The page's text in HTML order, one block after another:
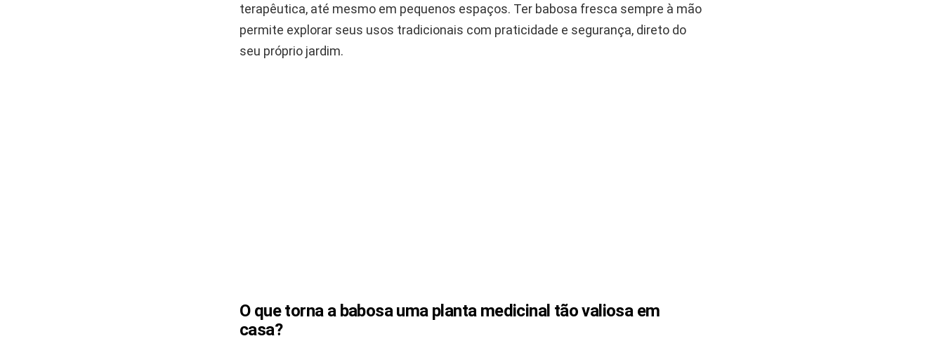
terapêutica, até mesmo em pequenos espaços. Ter babosa fresca sempre à mão
permite explorar seus usos tradicionais com praticidade e segurança, direto do
seu próprio jardim.
O que torna a babosa uma planta medicinal tão valiosa em
casa?